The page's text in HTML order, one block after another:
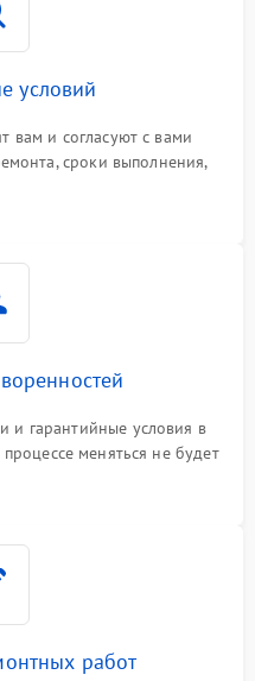
условий
вам и согласуют с вами
сроки выполнения,
условия
и гарантийные условия в
меняться не будет
работ